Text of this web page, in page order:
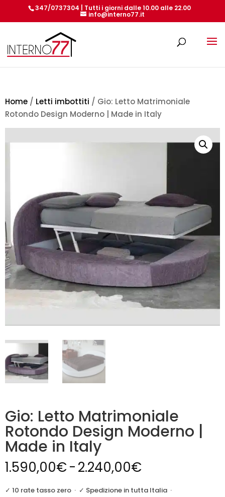
347/0737304 | Tutti i giorni dalle 10.00 alle 22.00
info@interno77.it
Home / Letti imbottiti / Gio: Letto Matrimoniale
Rotondo Design Moderno | Made in Italy
Gio: Letto Matrimoniale
Rotondo Design Moderno |
Made in Italy
1.590,00€-2.240,00€
prezzo:
✓ 10 rate tasso zero · ✓ Spedizione in tutta Italia ·